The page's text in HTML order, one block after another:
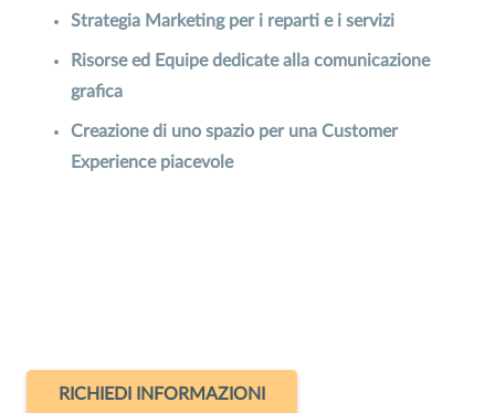
Strategia Marketing per i reparti e i servizi
Risorse ed Equipe dedicate alla comunicazione
grafica
Creazione di uno spazio per una Customer
Experience piacevole
RICHIEDI INFORMAZIONI